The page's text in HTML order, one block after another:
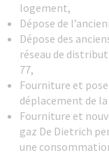
logement,
Dépose de
Dépose des
réseau de
77,
Fourniture et pose
déplacement de
Fourniture et
gaz De Dietrich
une